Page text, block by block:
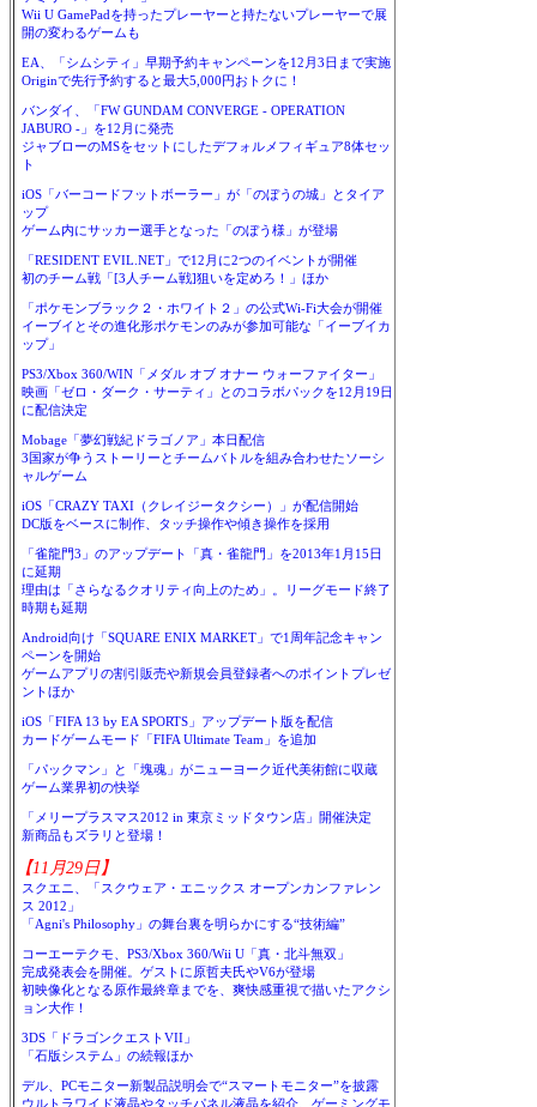
Wii U GamePadを持ったプレーヤーと持たないプレーヤーで展
開の変わるゲームも
EA、「シムシティ」早期予約キャンペーンを12月3日まで実施
Originで先行予約すると最大5,000円おトクに！
バンダイ、「FW GUNDAM CONVERGE - OPERATION
JABURO -」を12月に発売
ジャブローのMSをセットにしたデフォルメフィギュア8体セッ
ト
iOS「バーコードフットボーラー」が「のぼうの城」とタイア
ップ
ゲーム内にサッカー選手となった「のぼう様」が登場
「RESIDENT EVIL.NET」で12月に2つのイベントが開催
初のチーム戦「[3人チーム戦]狙いを定めろ！」ほか
「ポケモンブラック２・ホワイト２」の公式Wi-Fi大会が開催
イーブイとその進化形ポケモンのみが参加可能な「イーブイカ
ップ」
PS3/Xbox 360/WIN「メダル オブ オナー ウォーファイター」
映画「ゼロ・ダーク・サーティ」とのコラボパックを12月19日
に配信決定
Mobage「夢幻戦紀ドラゴノア」本日配信
3国家が争うストーリーとチームバトルを組み合わせたソーシ
ャルゲーム
iOS「CRAZY TAXI（クレイジータクシー）」が配信開始
DC版をベースに制作、タッチ操作や傾き操作を採用
「雀龍門3」のアップデート「真・雀龍門」を2013年1月15日
に延期
理由は「さらなるクオリティ向上のため」。リーグモード終了
時期も延期
Android向け「SQUARE ENIX MARKET」で1周年記念キャン
ペーンを開始
ゲームアプリの割引販売や新規会員登録者へのポイントプレゼ
ントほか
iOS「FIFA 13 by EA SPORTS」アップデート版を配信
カードゲームモード「FIFA Ultimate Team」を追加
「パックマン」と「塊魂」がニューヨーク近代美術館に収蔵
ゲーム業界初の快挙
「メリープラスマス2012 in 東京ミッドタウン店」開催決定
新商品もズラリと登場！
【11月29日】
スクエニ、「スクウェア・エニックス オープンカンファレン
ス 2012」
「Agni's Philosophy」の舞台裏を明らかにする“技術編”
コーエーテクモ、PS3/Xbox 360/Wii U「真・北斗無双」
完成発表会を開催。ゲストに原哲夫氏やV6が登場
初映像化となる原作最終章までを、爽快感重視で描いたアクシ
ョン大作！
3DS「ドラゴンクエストVII」
「石版システム」の続報ほか
デル、PCモニター新製品説明会で“スマートモニター”を披露
ウルトラワイド液晶やタッチパネル液晶を紹介、ゲーミングモ